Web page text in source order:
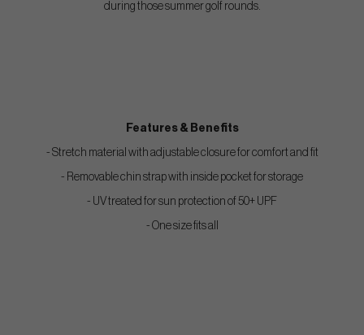
during those summer golf rounds.
Features & Benefits
- Stretch material with adjustable closure for comfort and fit
- Removable chin strap with inside pocket for storage
- UV treated for sun protection of 50+ UPF
- One size fits all